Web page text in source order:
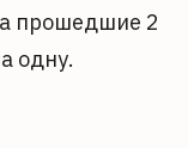
прошедшие 2
одну.